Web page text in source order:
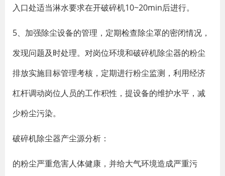
入口处适当淋水要求在开破碎机10~20min后进行。
5、加强除尘设备的管理，定期检查除尘罩的密闭情况，
发现问题及时处理。对岗位环境和破碎机除尘器的粉尘
排放实施目标管理考核，定期进行粉尘监测，利用经济
杠杆调动岗位人员的工作积性，提设备的维护水平，减
少粉尘污染。
破碎机除尘器产尘源分析：
的粉尘严重危害人体健康，并给大气环境造成严重污